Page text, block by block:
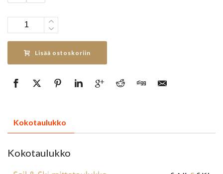
Määrä
Lisää ostoskoriin
Kokotaulukko
Kokotaulukko